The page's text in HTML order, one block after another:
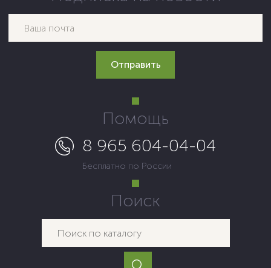
Помощь
8 965 604-04-04
Бесплатно по России
Поиск